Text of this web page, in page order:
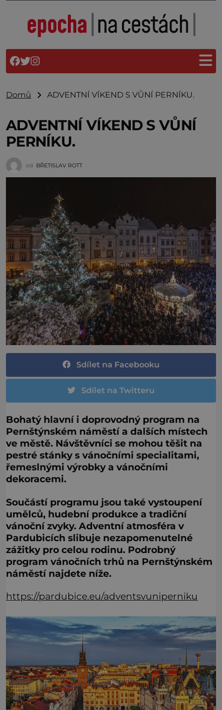
Domů ADVENTNÍ VÍKEND S VŮNÍ PERNÍKU.
ADVENTNÍ VÍKEND S VŮNÍ
PERNÍKU.
od BŘETISLAV ROTT
Sdílet na Facebooku
Sdílet na Twitteru
Bohatý hlavní i doprovodný program na
Pernštýnském náměstí a dalších místech
ve městě. Návštěvníci se mohou těšit na
pestré stánky s vánočními specialitami,
řemeslnými výrobky a vánočními
dekoracemi.
Součástí programu jsou také vystoupení
umělců, hudební produkce a tradiční
vánoční zvyky. Adventní atmosféra v
Pardubicích slibuje nezapomenutelné
zážitky pro celou rodinu. Podrobný
program vánočních trhů na Pernštýnském
náměstí najdete níže.
https://pardubice.eu/adventsvuniperniku